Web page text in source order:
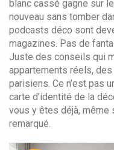
blanc cassé gagne sur
nouveau sans tomber
podcasts déco sont
magazines. Pas de
Juste des conseils qui
appartements réels,
parisiens. Ce n’est pas
carte d’identité de la
vous y êtes déjà, même
remarqué.